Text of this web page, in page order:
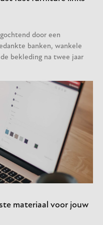
door een
banken, wankele
bekleding na twee jaar
materiaal voor jouw